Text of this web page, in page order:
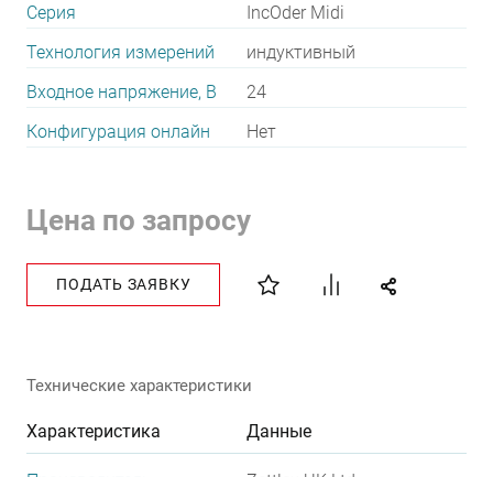
Серия
IncOder Midi
Технология измерений
индуктивный
Входное напряжение, В
24
Конфигурация онлайн
Нет
Цена по запросу
ПОДАТЬ ЗАЯВКУ
Технические характеристики
Характеристика Данные